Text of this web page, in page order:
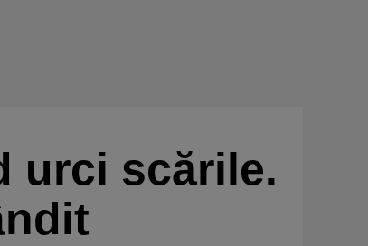
urci scările.